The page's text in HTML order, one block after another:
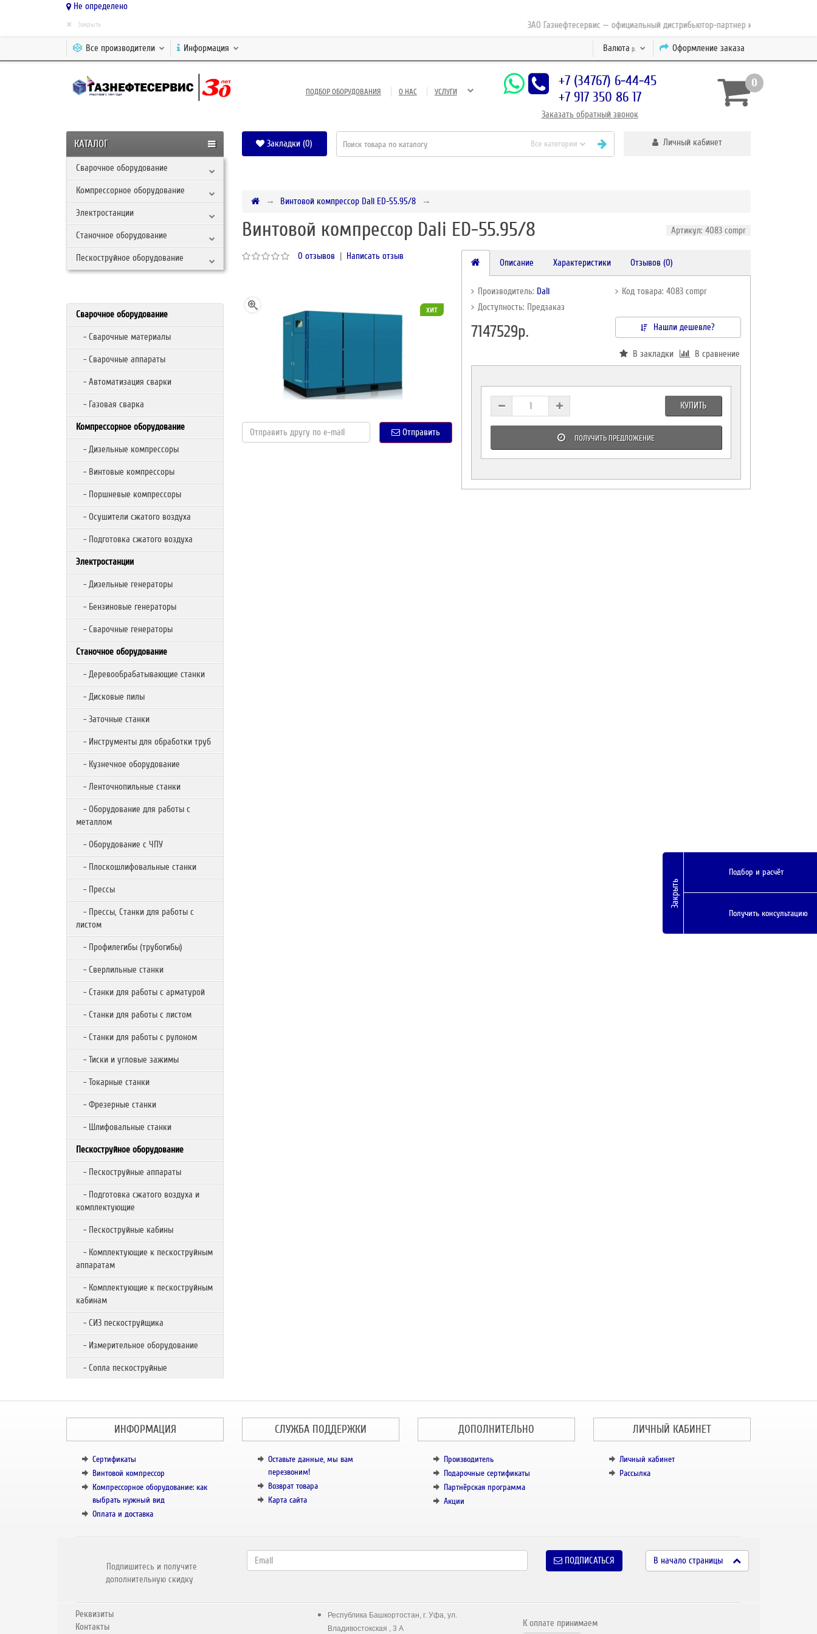
Не определено
ЗАО Газнефтесервис — официальный дистрибьютор-партнер концерна ESAB с 2010
× Закрыть
Оформление заказа
Валюта р.
Все производители Информация
ПОДБОР ОБОРУДОВАНИЯ О НАС УСЛУГИ
+7 (34767) 6-44-45
+7 917 350 86 17
Заказать обратный звонок
0
КАТАЛОГ
Сварочное оборудование
Компрессорное оборудование
Электростанции
Станочное оборудование
Пескоструйное оборудование
Закладки (0) Все категории Личный кабинет
Сварочное оборудование
- Сварочные материалы
- Сварочные аппараты
- Автоматизация сварки
- Газовая сварка
Компрессорное оборудование
- Дизельные компрессоры
- Винтовые компрессоры
- Поршневые компрессоры
- Осушители сжатого воздуха
- Подготовка сжатого воздуха
Электростанции
- Дизельные генераторы
- Бензиновые генераторы
- Сварочные генераторы
Станочное оборудование
- Деревообрабатывающие станки
- Дисковые пилы
- Заточные станки
- Инструменты для обработки труб
- Кузнечное оборудование
- Ленточнопильные станки
- Оборудование для работы с
металлом
- Оборудование с ЧПУ
- Плоскошлифовальные станки
- Прессы
- Прессы, Станки для работы с
листом
- Профилегибы (трубогибы)
- Сверлильные станки
- Станки для работы с арматурой
- Станки для работы с листом
- Станки для работы с рулоном
- Тиски и угловые зажимы
- Токарные станки
- Фрезерные станки
- Шлифовальные станки
Пескоструйное оборудование
- Пескоструйные аппараты
- Подготовка сжатого воздуха и
комплектующие
- Пескоструйные кабины
- Комплектующие к пескоструйным
аппаратам
- Комплектующие к пескоструйным
кабинам
- СИЗ пескоструйщика
- Измерительное оборудование
- Сопла пескоструйные
Винтовой компрессор Dali ED-55.95/8
Винтовой компрессор Dali ED-55.95/8 Артикул: 4083 compr
0 отзывов | Написать отзыв
хит
Отправить
Описание Характеристики Отзывов (0)
Производитель: Dali
Код товара: 4083 compr
Доступность: Предзаказ
7147529р. Нашли дешевле?
В закладки В сравнение
КУПИТЬ
ПОЛУЧИТЬ ПРЕДЛОЖЕНИЕ
ИНФОРМАЦИЯ
Сертификаты
Винтовой компрессор
Компрессорное оборудование: как
выбрать нужный вид
Оплата и доставка
СЛУЖБА ПОДДЕРЖКИ
Оставьте данные, мы вам
перезвоним!
Возврат товара
Карта сайта
ДОПОЛНИТЕЛЬНО
Производитель
Подарочные сертификаты
Партнёрская программа
Акции
ЛИЧНЫЙ КАБИНЕТ
Личный кабинет
Рассылка
Подпишитесь и получите
дополнительную скидку
ПОДПИСАТЬСЯ В начало страницы
Реквизиты
Контакты
Республика Башкортостан, г. Уфа, ул.
Владивостокская , 3 А
К оплате принимаем
Закрыть
Подбор и расчёт
Получить консультацию